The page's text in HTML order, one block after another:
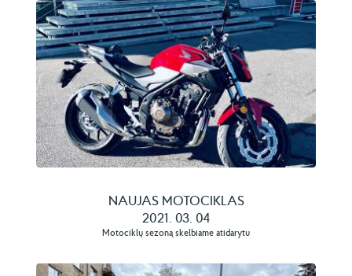
NAUJAS MOTOCIKLAS
2021. 03. 04
Motociklų sezoną skelbiame atidarytu